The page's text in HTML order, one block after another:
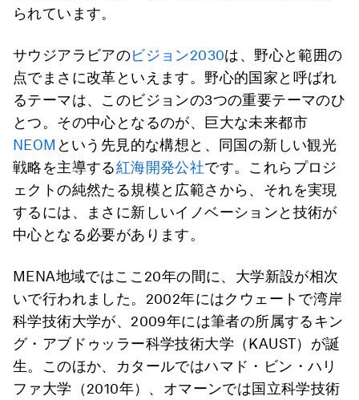
られています。
サウジアラビアのビジョン2030は、野心と範囲の
点でまさに改革といえます。野心的国家と呼ばれ
るテーマは、このビジョンの3つの重要テーマのひ
とつ。その中心となるのが、巨大な未来都市
NEOM という先見的な構想と、同国の新しい観光
戦略を主導する紅海開発公社です。これらプロジ
ェクトの純然たる規模と広範さから、それを実現
するには、まさに新しいイノベーションと技術が
中心となる必要があります。
MENA地域ではここ20年の間に、大学新設が相次
いで行われました。2002年にはクウェートで湾岸
科学技術大学が、2009年には筆者の所属するキン
グ・アブドゥッラー科学技術大学（KAUST）が誕
生。このほか、カタールではハマド・ビン・ハリ
ファ大学（2010年）、オマーンでは国立科学技術